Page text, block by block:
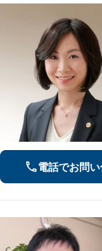
電話でお問